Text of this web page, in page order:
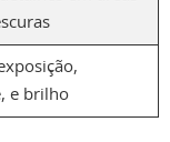
e brilho